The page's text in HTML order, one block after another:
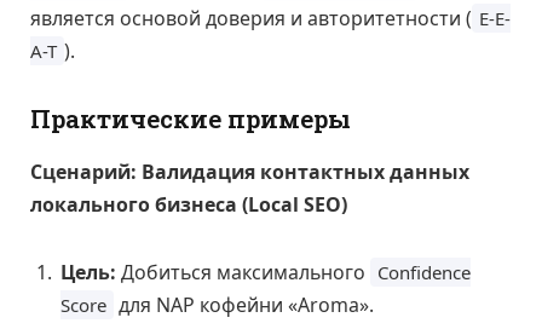
является основой доверия и авторитетности ( E-E-
A-T ).
Практические примеры
Сценарий: Валидация контактных данных
локального бизнеса (Local SEO)
Цель: Добиться максимального Confidence
Score для NAP кофейни «Aroma».